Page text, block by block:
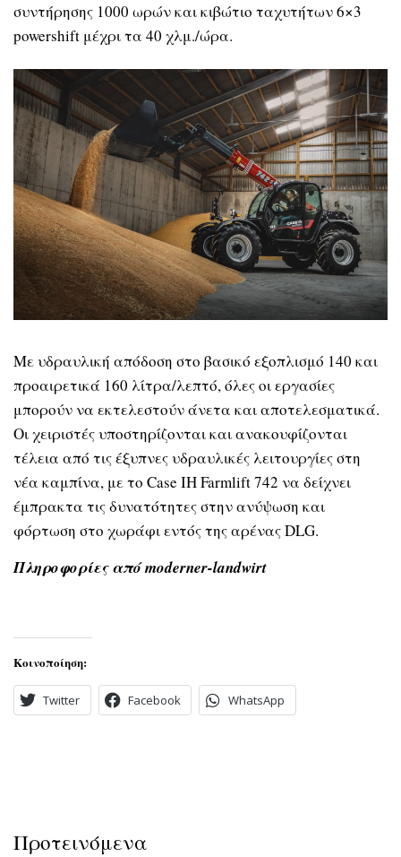
συντήρησης 1000 ωρών και κιβώτιο ταχυτήτων 6×3
powershift μέχρι τα 40 χλμ./ώρα.
Με υδραυλική απόδοση στο βασικό εξοπλισμό 140 και
προαιρετικά 160 λίτρα/λεπτό, όλες οι εργασίες
μπορούν να εκτελεστούν άνετα και αποτελεσματικά.
Οι χειριστές υποστηρίζονται και ανακουφίζονται
τέλεια από τις έξυπνες υδραυλικές λειτουργίες στη
νέα καμπίνα, με το Case IH Farmlift 742 να δείχνει
έμπρακτα τις δυνατότητες στην ανύψωση και
φόρτωση στο χωράφι εντός της αρένας DLG.
Πληροφορίες από moderner-landwirt
Κοινοποίηση:
Twitter Facebook WhatsApp
Προτεινόμενα